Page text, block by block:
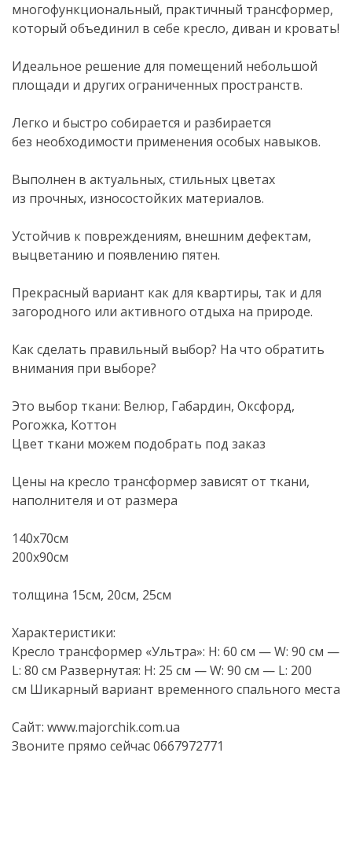
многофункциональный, практичный трансформер,
который объединил в себе кресло, диван и кровать!
Идеальное решение для помещений небольшой
площади и других ограниченных пространств.
Легко и быстро собирается и разбирается
без необходимости применения особых навыков.
Выполнен в актуальных, стильных цветах
из прочных, износостойких материалов.
Устойчив к повреждениям, внешним дефектам,
выцветанию и появлению пятен.
Прекрасный вариант как для квартиры, так и для
загородного или активного отдыха на природе.
Как сделать правильный выбор? На что обратить
внимания при выборе?
Это выбор ткани: Велюр, Габардин, Оксфорд,
Рогожка, Коттон
Цвет ткани можем подобрать под заказ
Цены на кресло трансформер зависят от ткани,
наполнителя и от размера
140х70см
200х90см
толщина 15см, 20см, 25см
Характеристики:
Кресло трансформер «Ультра»: H: 60 см — W: 90 см —
L: 80 см Развернутая: H: 25 см — W: 90 см — L: 200
см Шикарный вариант временного спального места
Сайт: www.majorchik.com.ua
Звоните прямо сейчас 0667972771